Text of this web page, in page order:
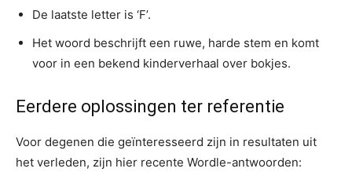
De laatste letter is ‘F’.
Het woord beschrijft een ruwe, harde stem en komt
voor in een bekend kinderverhaal over bokjes.
Eerdere oplossingen ter referentie
Voor degenen die geïnteresseerd zijn in resultaten uit
het verleden, zijn hier recente Wordle-antwoorden: